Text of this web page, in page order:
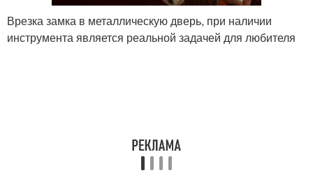
Врезка замка в металлическую дверь, при наличии
инструмента является реальной задачей для любителя